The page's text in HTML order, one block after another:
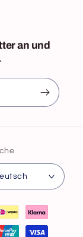
an und